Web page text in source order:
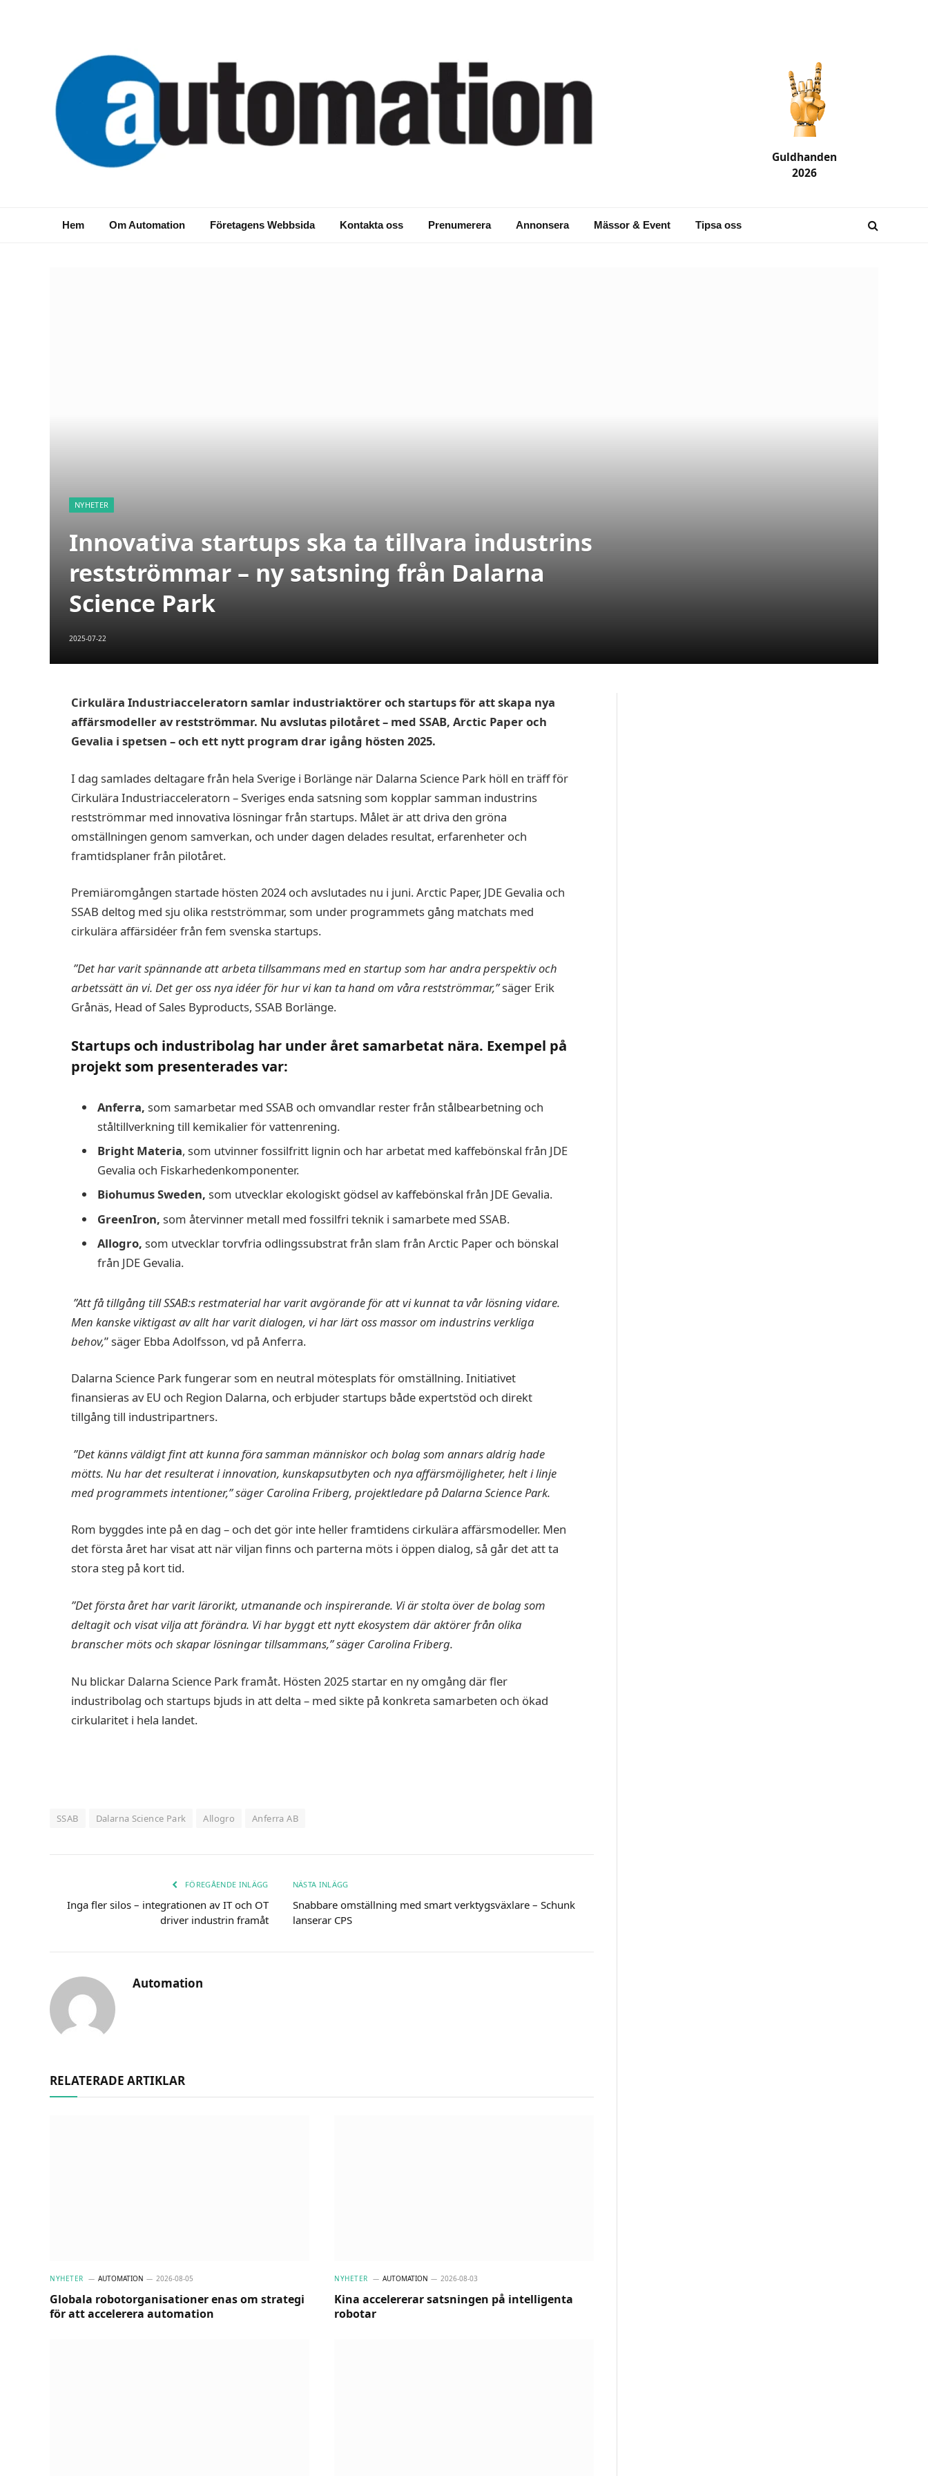
Guldhanden
2026
Hem Om Automation Företagens Webbsida Kontakta oss Prenumerera Annonsera Mässor & Event Tipsa oss
NYHETER
Innovativa startups ska ta tillvara industrins
restströmmar – ny satsning från Dalarna
Science Park
2025-07-22
Cirkulära Industriacceleratorn samlar industriaktörer och startups för att skapa nya
affärsmodeller av restströmmar. Nu avslutas pilotåret – med SSAB, Arctic Paper och
Gevalia i spetsen – och ett nytt program drar igång hösten 2025.
I dag samlades deltagare från hela Sverige i Borlänge när Dalarna Science Park höll en träff för
Cirkulära Industriacceleratorn – Sveriges enda satsning som kopplar samman industrins
restströmmar med innovativa lösningar från startups. Målet är att driva den gröna
omställningen genom samverkan, och under dagen delades resultat, erfarenheter och
framtidsplaner från pilotåret.
Premiäromgången startade hösten 2024 och avslutades nu i juni. Arctic Paper, JDE Gevalia och
SSAB deltog med sju olika restströmmar, som under programmets gång matchats med
cirkulära affärsidéer från fem svenska startups.
”Det har varit spännande att arbeta tillsammans med en startup som har andra perspektiv och
arbetssätt än vi. Det ger oss nya idéer för hur vi kan ta hand om våra restströmmar,”säger Erik
Grånäs, Head of Sales Byproducts, SSAB Borlänge.
Startups och industribolag har under året samarbetat nära. Exempel på
projekt som presenterades var:
Anferra, som samarbetar med SSAB och omvandlar rester från stålbearbetning och
ståltillverkning till kemikalier för vattenrening.
Bright Materia, som utvinner fossilfritt lignin och har arbetat med kaffebönskal från JDE
Gevalia och Fiskarhedenkomponenter.
Biohumus Sweden, som utvecklar ekologiskt gödsel av kaffebönskal från JDE Gevalia.
GreenIron, som återvinner metall med fossilfri teknik i samarbete med SSAB.
Allogro, som utvecklar torvfria odlingssubstrat från slam från Arctic Paper och bönskal
från JDE Gevalia.
”Att få tillgång till SSAB:s restmaterial har varit avgörande för att vi kunnat ta vår lösning vidare.
Men kanske viktigast av allt har varit dialogen, vi har lärt oss massor om industrins verkliga
behov,” säger Ebba Adolfsson, vd på Anferra.
Dalarna Science Park fungerar som en neutral mötesplats för omställning. Initiativet
finansieras av EU och Region Dalarna, och erbjuder startups både expertstöd och direkt
tillgång till industripartners.
”Det känns väldigt fint att kunna föra samman människor och bolag som annars aldrig hade
mötts. Nu har det resulterat i innovation, kunskapsutbyten och nya affärsmöjligheter, helt i linje
med programmets intentioner,” säger Carolina Friberg, projektledare på Dalarna Science Park.
Rom byggdes inte på en dag – och det gör inte heller framtidens cirkulära affärsmodeller. Men
det första året har visat att när viljan finns och parterna möts i öppen dialog, så går det att ta
stora steg på kort tid.
”Det första året har varit lärorikt, utmanande och inspirerande. Vi är stolta över de bolag som
deltagit och visat vilja att förändra. Vi har byggt ett nytt ekosystem där aktörer från olika
branscher möts och skapar lösningar tillsammans,” säger Carolina Friberg.
Nu blickar Dalarna Science Park framåt. Hösten 2025 startar en ny omgång där fler
industribolag och startups bjuds in att delta – med sikte på konkreta samarbeten och ökad
cirkularitet i hela landet.
SSAB Dalarna Science Park Allogro Anferra AB
FÖREGÅENDE INLÄGG
Inga fler silos – integrationen av IT och OT
driver industrin framåt
NÄSTA INLÄGG
Snabbare omställning med smart verktygsväxlare – Schunk
lanserar CPS
Automation
RELATERADE ARTIKLAR
NYHETER AUTOMATION 2026-08-05
Globala robotorganisationer enas om strategi
för att accelerera automation
NYHETER AUTOMATION 2026-08-03
Kina accelererar satsningen på intelligenta
robotar